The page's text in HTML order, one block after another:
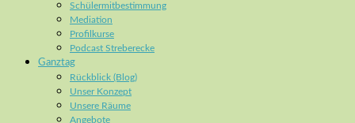
Schülermitbestimmung
Mediation
Profilkurse
Podcast Streberecke
Ganztag
Rückblick (Blog)
Unser Konzept
Unsere Räume
Angebote